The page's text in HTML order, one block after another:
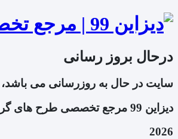
درحال بروز رسانی
سایت در حال به روزرسانی می
دیزاین 99 مرجع تخصصی طرح های گرافیکی
2026